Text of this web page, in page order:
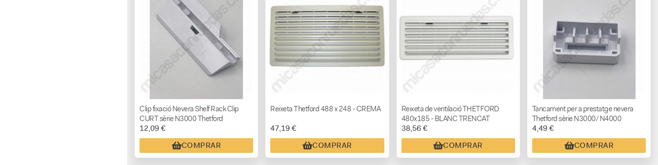
Clip fixació Nevera Shelf Rack Clip
CURT sèrie N3000 Thetford
12,09 €
COMPRAR
Reixeta Thetford 488 x 248 - CREMA
47,19 €
COMPRAR
Reixeta de ventilació THETFORD
480x185 - BLANC TRENCAT
38,56 €
COMPRAR
Tancament per a prestatge nevera
Thetford sèrie N3000/ N4000
4,49 €
COMPRAR